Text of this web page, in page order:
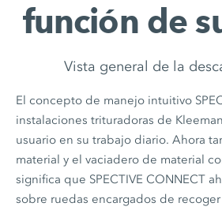
función de
Vista general de la
El concepto de manejo intuitivo
instalaciones trituradoras de
usuario en su trabajo diario. Ahora
material y el vaciadero de material
significa que SPECTIVE CONNECT
sobre ruedas encargados de